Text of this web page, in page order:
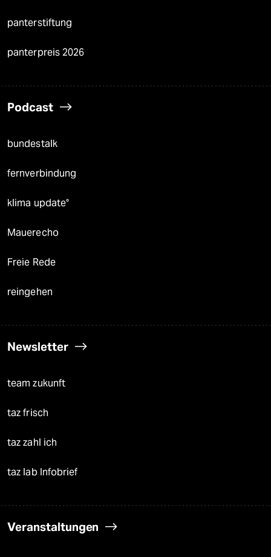
panterstiftung
panterpreis 2026
Podcast
bundestalk
fernverbindung
klima update°
Mauerecho
Freie Rede
reingehen
Newsletter
team zukunft
taz frisch
taz zahl ich
taz lab Infobrief
Veranstaltungen